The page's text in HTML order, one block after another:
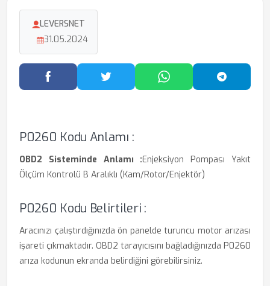
LEVERSNET
31.05.2024
Facebook'ta PaylaşTwitter'da PaylaşWhatsApp'ta Paylaş
P0260 Kodu Anlamı :
OBD2 Sisteminde Anlamı :Enjeksiyon Pompası Yakıt
Ölçüm Kontrolü B Aralıklı (Kam/Rotor/Enjektör)
P0260 Kodu Belirtileri :
Aracınızı çalıştırdığınızda ön panelde turuncu motor arızası
işareti çıkmaktadır. OBD2 tarayıcısını bağladığınızda P0260
arıza kodunun ekranda belirdiğini görebilirsiniz.